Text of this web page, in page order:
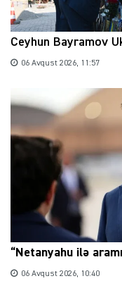
Ceyhun Bayramov
06 Avqust 2026, 11:57
“Netanyahu ilə
06 Avqust 2026, 10:40